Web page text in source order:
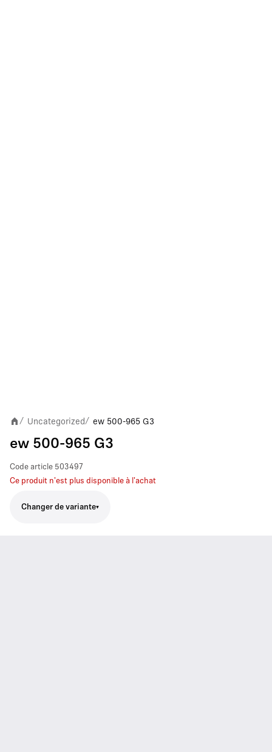
/ Uncategorized / ew 500-965 G3
ew 500-965 G3
Code article 503497
Ce produit n'est plus disponible à l'achat
Changer de variante